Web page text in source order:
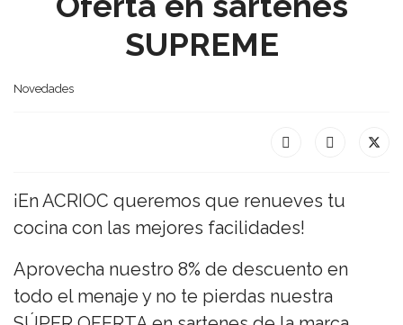
SUPREME
Novedades
¡En ACRIOC queremos que renueves tu
cocina con las mejores facilidades!
Aprovecha nuestro 8% de descuento en
todo el menaje y no te pierdas nuestra